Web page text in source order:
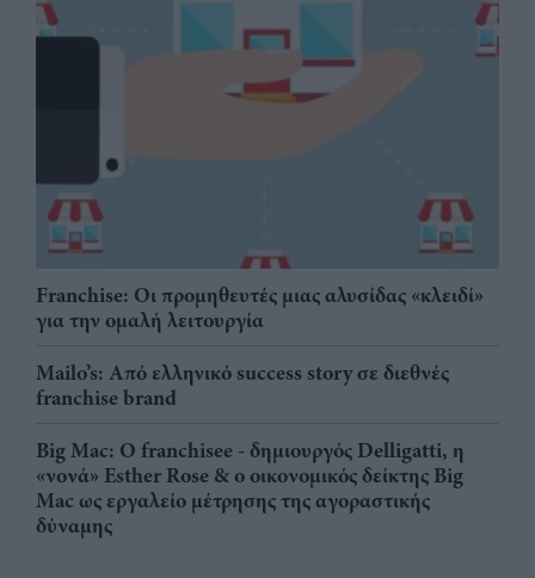
Franchise: Οι προμηθευτές μιας αλυσίδας «κλειδί»
για την ομαλή λειτουργία
Mailo’s: Από ελληνικό success story σε διεθνές
franchise brand
Big Mac: Ο franchisee - δημιουργός Delligatti, η
«νονά» Esther Rose & ο οικονομικός δείκτης Big
Mac ως εργαλείο μέτρησης της αγοραστικής
δύναμης